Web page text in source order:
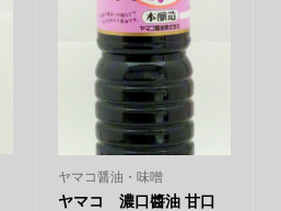
ヤマコ醤油・味噌
ヤマコ 濃口醬油 甘口